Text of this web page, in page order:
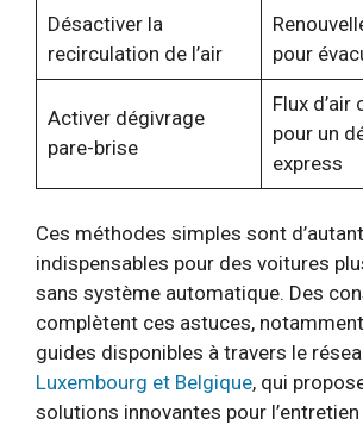
Désactiver la
recirculation de l’air
pour
Activer dégivrage
pare-brise
Flux
pour un
express
Ces méthodes simples sont
indispensables pour des voitures
sans système automatique. Des
complètent ces astuces,
guides disponibles à travers le
Luxembourg et Belgique, qui
solutions innovantes pour